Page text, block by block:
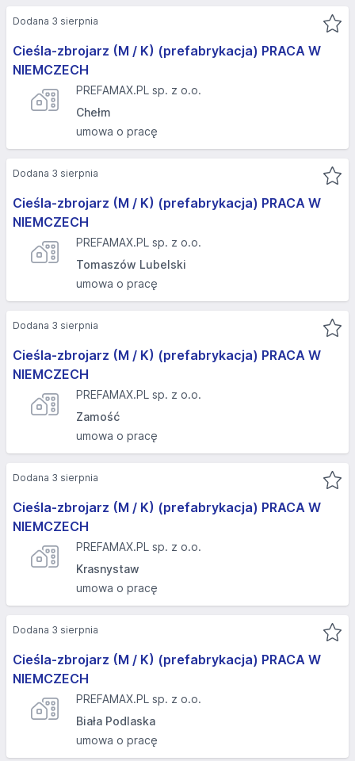
Cieśla-zbrojarz (M / K) (prefabrykacja) PRACA W
NIEMCZECH
PREFAMAX.PL sp. z o.o.
Chełm
umowa o pracę
Dodana 3 sierpnia
Cieśla-zbrojarz (M / K) (prefabrykacja) PRACA W
NIEMCZECH
PREFAMAX.PL sp. z o.o.
Tomaszów Lubelski
umowa o pracę
Dodana 3 sierpnia
Cieśla-zbrojarz (M / K) (prefabrykacja) PRACA W
NIEMCZECH
PREFAMAX.PL sp. z o.o.
Zamość
umowa o pracę
Dodana 3 sierpnia
Cieśla-zbrojarz (M / K) (prefabrykacja) PRACA W
NIEMCZECH
PREFAMAX.PL sp. z o.o.
Krasnystaw
umowa o pracę
Dodana 3 sierpnia
Cieśla-zbrojarz (M / K) (prefabrykacja) PRACA W
NIEMCZECH
PREFAMAX.PL sp. z o.o.
Biała Podlaska
umowa o pracę
Dodana 3 sierpnia